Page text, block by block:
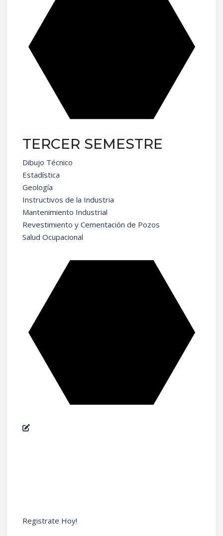
TERCER SEMESTRE
Dibujo Técnico
Estadística
Geología
Instructivos de la Industria
Mantenimiento Industrial
Revestimiento y Cementación de Pozos
Salud Ocupacional
Registrate Hoy!